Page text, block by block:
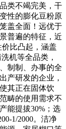
类不竭完美，干
性的膨化豆粉原
盖全面！远优于
普遍的特征，近
比凸起，涵盖
机等全品类，
制制、办事的全
产研发的企业，
其正在固体饮
畴的使用需求不
能提拔30%；选
1/2000。洁净